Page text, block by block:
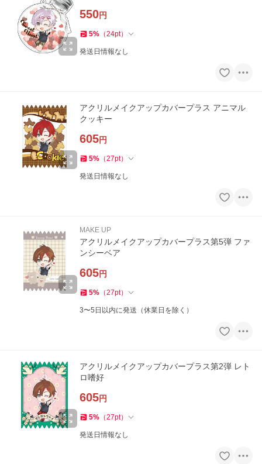
550円
5% （24pt）
発送日情報なし
アクリルメイクアップカバープラス アニマル
クッキー
605円
5% （27pt）
発送日情報なし
MAKE UP
アクリルメイクアップカバープラス第5弾 ファ
ンシーベア
605円
5% （27pt）
3〜5日以内に発送（休業日を除く）
アクリルメイクアップカバープラス第2弾 レト
ロ嗜好
605円
5% （27pt）
発送日情報なし